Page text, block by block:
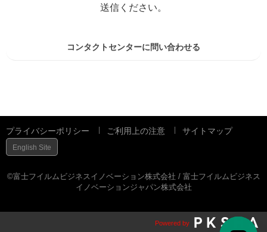
送信ください。
コンタクトセンターに問い合わせる
プライバシーポリシー ご利用上の注意 サイトマップ
English Site
©富士フイルムビジネスイノベーション株式会社 / 富士フイルムビジネス
イノベーションジャパン株式会社
Powered by